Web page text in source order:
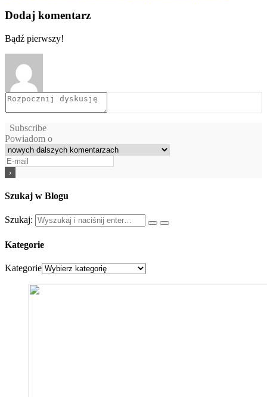
Dodaj komentarz
Bądź pierwszy!
Subscribe
Powiadom o
Szukaj w Blogu
Szukaj:
Kategorie
Kategorie